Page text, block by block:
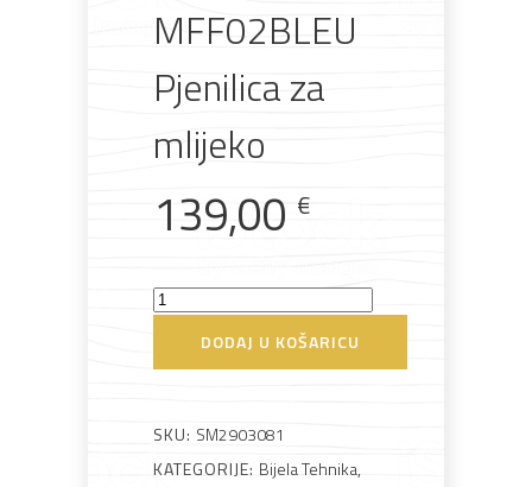
Boje i
lakovi
Građevinski
materijali
Metalna
galanterija
Elektromaterijal
Vijčana
roba
Okovi
MFF02BLEU
Pjenilica za
mlijeko
139,00 €
Smeg
mlijeko
količina
DODAJ U KOŠARICU
SKU: SM2903081
KATEGORIJE: Bijela Tehnika,